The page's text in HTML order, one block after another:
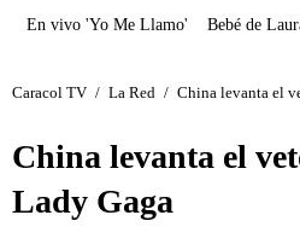
En vivo 'Yo Me Llamo' Bebé de
Caracol TV / La Red / China levanta el
China levanta el
Lady Gaga